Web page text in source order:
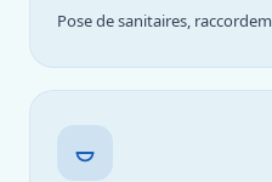
Pose de sanitaires,